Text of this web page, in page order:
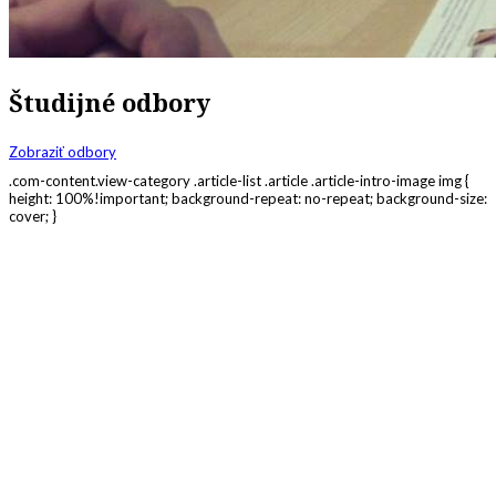
Študijné odbory
Zobraziť odbory
.com-content.view-category .article-list .article .article-intro-image img {
height: 100%!important; background-repeat: no-repeat; background-size:
cover; }